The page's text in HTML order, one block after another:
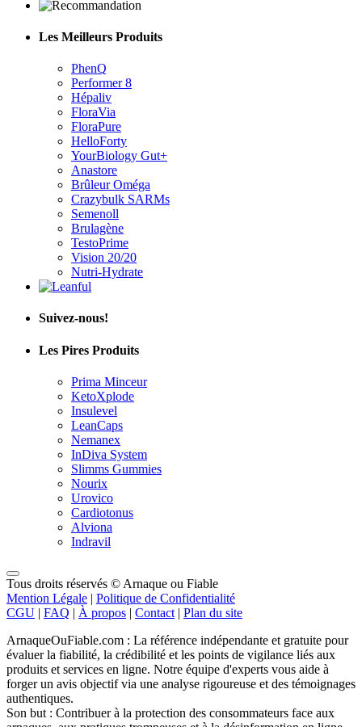
Les Meilleurs Produits
PhenQ
Performer 8
Hépaliv
FloraVia
FloraPure
HelloForty
YourBiology Gut+
Anastore
Brûleur Oméga
Crazybulk SARMs
Semenoll
Brulagène
TestoPrime
Vision 20/20
Nutri-Hydrate
Suivez-nous!
Les Pires Produits
Prima Minceur
KetoXplode
Insulevel
LeanCaps
Nemanex
InDiva System
Slimms Gummies
Nourix
Urovico
Cardiotonus
Alviona
Indravil
Tous droits réservés © Arnaque ou Fiable
Mention Légale | Politique de Confidentialité
CGU | FAQ | À propos | Contact | Plan du site
ArnaqueOuFiable.com : La référence indépendante et gratuite pour
évaluer la fiabilité, la crédibilité et les points de vigilance liés aux
produits et services en ligne. Notre équipe d'experts vous aide à
forger un avis objectif via une analyse rigoureuse et des témoignages
authentiques.
Son but : Contribuer à la protection des consommateurs face aux